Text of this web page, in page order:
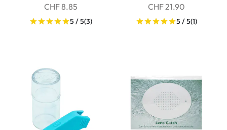
CHF 8.85
5 / 5(3)
CHF 21.90
5 / 5(1)